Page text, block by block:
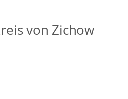
von Zichow